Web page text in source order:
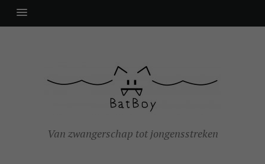
Van zwangerschap tot jongensstreken